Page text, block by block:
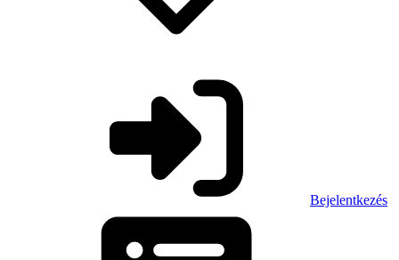
Bejelentkezés